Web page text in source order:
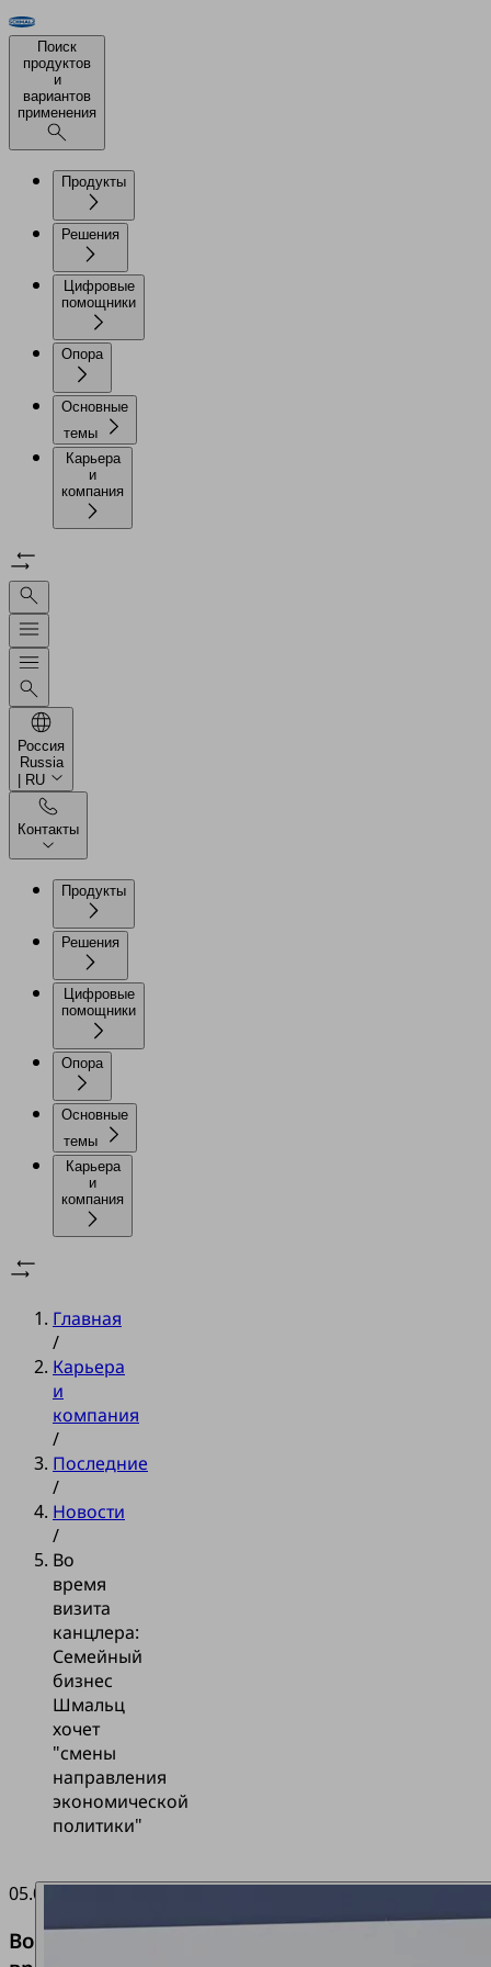
Поиск
продуктов
и
вариантов
применения
Продукты
Решения
Цифровые
помощники
Опора
Основные
темы
Карьера
и
компания
Россия
Russia
| RU
Контакты
Продукты
Решения
Цифровые
помощники
Опора
Основные
темы
Карьера
и
компания
Главная
/
Карьера
и
компания
/
Последние
/
Новости
/
Во
время
визита
канцлера:
Семейный
бизнес
Шмальц
хочет
"смены
направления
экономической
политики"
05.03.2024
Во